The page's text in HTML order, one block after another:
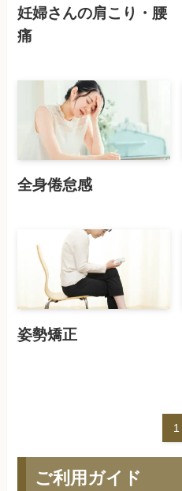
妊婦さんの肩こり・腰
痛
全身倦怠感
姿勢矯正
1
ご利用ガイド